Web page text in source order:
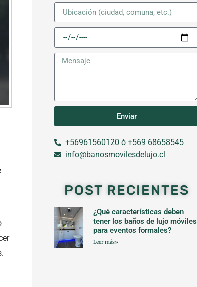
Enviar
+56961560120 ó +569 68658545
info@banosmovilesdelujo.cl
POST RECIENTES
¿Qué características deben
tener los baños de lujo móviles
para eventos formales?
Leer más»